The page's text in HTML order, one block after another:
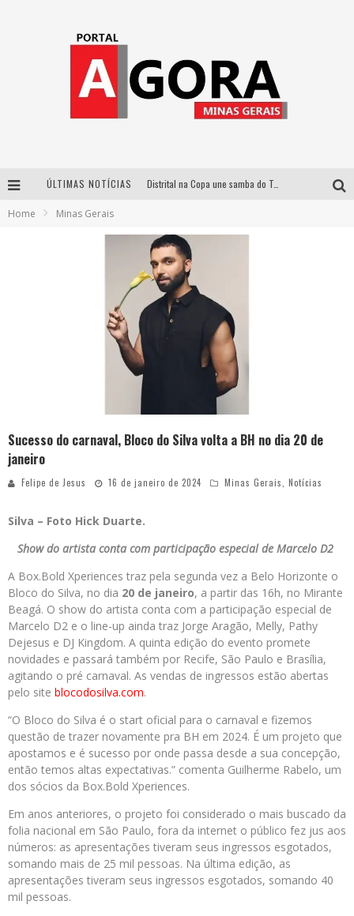
ÚLTIMAS NOTÍCIAS Distrital na Copa une samba do Trem dos Onze, acervo do Museu do Mineirão e transmissão em 4K para duelo contra o Haiti
Home Minas Gerais
Sucesso do carnaval, Bloco do Silva volta a BH no dia 20 de
janeiro
Felipe de Jesus 16 de janeiro de 2024 Minas Gerais, Notícias
Silva – Foto Hick Duarte.
Show do artista conta com participação especial de Marcelo D2
A Box.Bold Xperiences traz pela segunda vez a Belo Horizonte o
Bloco do Silva, no dia 20 de janeiro, a partir das 16h, no Mirante
Beagá. O show do artista conta com a participação especial de
Marcelo D2 e o line-up ainda traz Jorge Aragão, Melly, Pathy
Dejesus e DJ Kingdom. A quinta edição do evento promete
novidades e passará também por Recife, São Paulo e Brasília,
agitando o pré carnaval. As vendas de ingressos estão abertas
pelo site blocodosilva.com.
“O Bloco do Silva é o start oficial para o carnaval e fizemos
questão de trazer novamente pra BH em 2024. É um projeto que
apostamos e é sucesso por onde passa desde a sua concepção,
então temos altas expectativas.” comenta Guilherme Rabelo, um
dos sócios da Box.Bold Xperiences.
Em anos anteriores, o projeto foi considerado o mais buscado da
folia nacional em São Paulo, fora da internet o público fez jus aos
números: as apresentações tiveram seus ingressos esgotados,
somando mais de 25 mil pessoas. Na última edição, as
apresentações tiveram seus ingressos esgotados, somando 40
mil pessoas.